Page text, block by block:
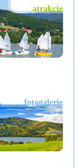
atrakcje
fotogalerie